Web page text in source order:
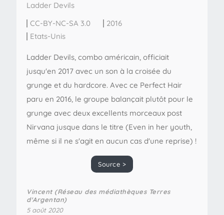
Ladder Devils
CC-BY-NC-SA 3.0
2016
Etats-Unis
Ladder Devils, combo américain, officiait
jusqu'en 2017 avec un son à la croisée du
grunge et du hardcore. Avec ce Perfect Hair
paru en 2016, le groupe balançait plutôt pour le
grunge avec deux excellents morceaux post
Nirvana jusque dans le titre (Even in her youth,
même si il ne s'agit en aucun cas d'une reprise) !
Source >
Vincent (Réseau des médiathèques Terres
d'Argentan)
5 août 2020